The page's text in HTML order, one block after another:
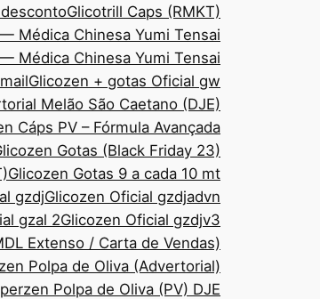
Glicotrill Caps (RMKT)
Médica Chinesa Yumi Tensai
Médica Chinesa Yumi Tensai
Glicozen + gotas Oficial gw
Melão São Caetano (DJE)
Cáps PV – Fórmula Avançada
Gotas (Black Friday 23)
Glicozen Gotas 9 a cada 10 mt
gzdjGlicozen Oficial gzdjadvn
gzal 2Glicozen Oficial gzdjv3
Extenso / Carta de Vendas)
Polpa de Oliva (Advertorial)
Polpa de Oliva (PV) DJE